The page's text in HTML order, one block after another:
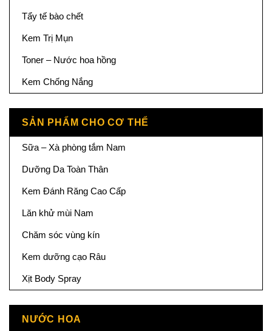
Tẩy tế bào chết
Kem Trị Mụn
Toner – Nước hoa hồng
Kem Chống Nắng
SẢN PHẨM CHO CƠ THỂ
Sữa – Xà phòng tắm Nam
Dưỡng Da Toàn Thân
Kem Đánh Răng Cao Cấp
Lăn khử mùi Nam
Chăm sóc vùng kín
Kem dưỡng cạo Râu
Xịt Body Spray
NƯỚC HOA